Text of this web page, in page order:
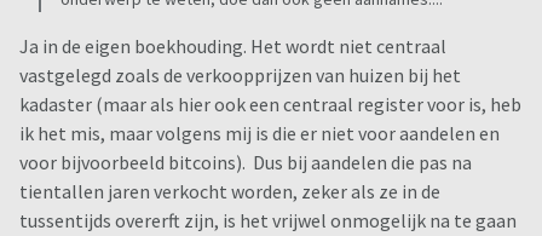
Ja in de eigen boekhouding. Het wordt niet centraal
vastgelegd zoals de verkoopprijzen van huizen bij het
kadaster (maar als hier ook een centraal register voor is, heb
ik het mis, maar volgens mij is die er niet voor aandelen en
voor bijvoorbeeld bitcoins). Dus bij aandelen die pas na
tientallen jaren verkocht worden, zeker als ze in de
tussentijds overerft zijn, is het vrijwel onmogelijk na te gaan